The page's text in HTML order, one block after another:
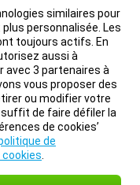
similaires pour
personnalisée. Les
toujours actifs. En
aussi à
avec 3 partenaires à
vous proposer des
ou modifier votre
de faire défiler la
de cookies’
de